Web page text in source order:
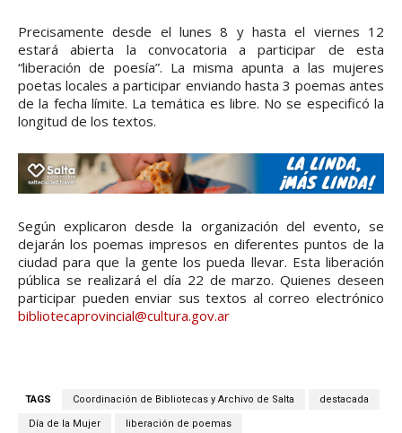
Precisamente desde el lunes 8 y hasta el viernes 12
estará abierta la convocatoria a participar de esta
“liberación de poesía”. La misma apunta a las mujeres
poetas locales a participar enviando hasta 3 poemas antes
de la fecha límite. La temática es libre. No se especificó la
longitud de los textos.
Según explicaron desde la organización del evento, se
dejarán los poemas impresos en diferentes puntos de la
ciudad para que la gente los pueda llevar. Esta liberación
pública se realizará el día 22 de marzo. Quienes deseen
participar pueden enviar sus textos al correo electrónico
bibliotecaprovincial@cultura.gov.ar
TAGS Coordinación de Bibliotecas y Archivo de Salta destacada
Día de la Mujer liberación de poemas